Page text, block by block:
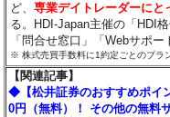
ど、専業デイトレーダーにと
る。HDI-Japan主催の「HDI
「問合せ窓口」「Webサポ
※ 株式売買手数料に1約定ごとのプラ
【関連記事】
◆【松井証券のおすすめポイ
0円（無料）！ その他の無料